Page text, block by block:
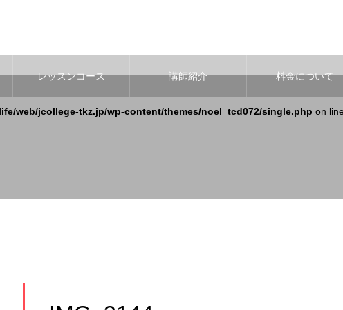
レッスンコース 講師紹介 料金について
web/jcollege-tkz.jp/wp-content/themes/noel_tcd072/single.php on line